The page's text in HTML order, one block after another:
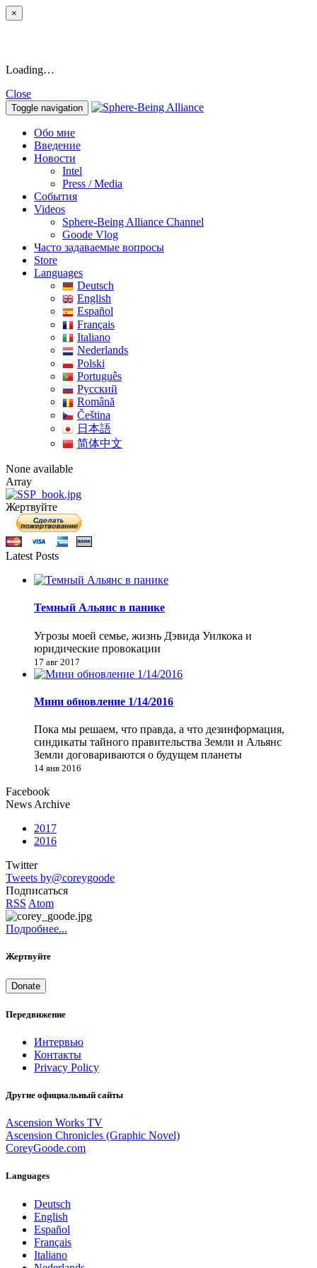
×
Loading…
Close
Toggle navigation
Обо мне
Введение
Новости
Intel
Press / Media
События
Videos
Sphere-Being Alliance Channel
Goode Vlog
Часто задаваемые вопросы
Store
Languages
Deutsch
English
Español
Français
Italiano
Nederlands
Polski
Português
Pусский
Română
Čeština
日本語
简体中文
None available
Array
Жертвуйте
Latest Posts
Темный Альянс в панике
Угрозы моей семье, жизнь Дэвида Уилкока и
юридические провокации
17 авг 2017
Мини обновление 1/14/2016
Пока мы решаем, что правда, а что дезинформация,
синдикаты тайного правительства Земли и Альянс
Земли договариваются о будущем планеты
14 янв 2016
Facebook
News Archive
2017
2016
Twitter
Tweets by@coreygoode
Подписаться
RSS Atom
Подробнее...
Жертвуйте
Donate
Передвижение
Интервью
Контакты
Privacy Policy
Другие официальный сайты
Ascension Works TV
Ascension Chronicles (Graphic Novel)
CoreyGoode.com
Languages
Deutsch
English
Español
Français
Italiano